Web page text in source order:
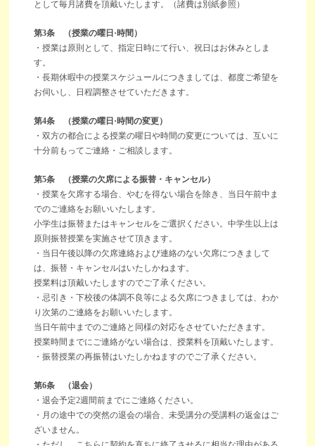
として毎月諸費を頂戴いたします。（諸費は別紙参照）
第3条 （授業の曜日·時間）
・授業は原則として、指定日時にて行い、祝日はお休みとしま
す。
・長期休暇中の授業スケジュールにつきましては、都度ご希望を
お伺いし、日程調整させていただきます。
第4条 （授業の曜日·時間の変更）
・双方の都合による授業の曜日や時間の変更については、互いに
十分前もってご連絡・ご相談します。
第5条 （授業の欠席による振替・キャンセル）
・授業を欠席する場合、やむを得ない場合を除き、当日午前中ま
でのご連絡をお願いいたします。
小学生は振替またはキャンセルをご選択ください。中学生以上は
原則振替授業を実施させて頂きます。
・当日午後以降の欠席連絡および連絡のない欠席につきまして
は、振替・キャンセルはいたしかねます。
授業料は頂戴いたしますのでご了承ください。
・忌引き・下校後の体調不良等による欠席につきましては、わか
り次第のご連絡をお願いいたします。
当日午前中までのご連絡と同様の対応をさせていただきます。
授業時間までにご連絡がない場合は、授業料を頂戴いたします。
・振替授業の再振替はいたしかねますのでご了承ください。
第6条 （退会）
・退会予定2週間前までにご連絡ください。
・月の途中での突然の退会の場合、未受講分の受講料の返金はご
ざいません。